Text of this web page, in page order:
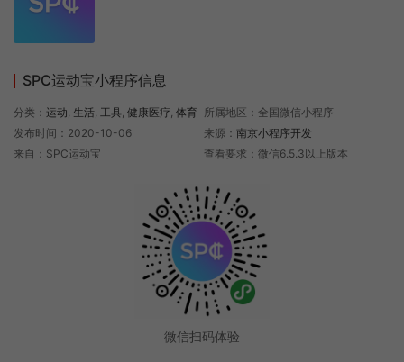
SPC运动宝小程序信息
分类： 运动, 生活, 工具, 健康医疗, 体育
发布时间：2020-10-06
来自：SPC运动宝
所属地区：全国微信小程序
来源： 南京小程序开发
查看要求：微信6.5.3以上版本
微信扫码体验